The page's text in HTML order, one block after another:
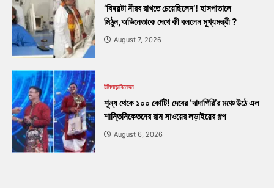
‘বিষয়টা নীরব রাখতে চেয়েছিলেন’! হাসপাতালে
মিঠুন,অভিনেতাকে দেখে কী বললেন মুখ্যমন্ত্রী ?
August 7, 2026
টলিপাড়াবিনোদন
শূন্য থেকে ১০০ কোটি! দেবের ‘দাদাগিরি’র মঞ্চে উঠে এল
শান্তিনিকেতনের রাম সাওয়ের লড়াইয়ের গল্প
August 6, 2026